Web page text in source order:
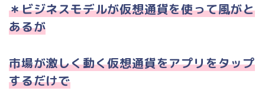
＊ビジネスモデルが仮想通貨を使って風がと
あるが
市場が激しく動く仮想通貨をアプリをタップ
するだけで